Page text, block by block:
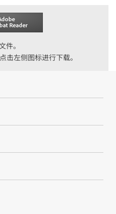
件。
左侧图标进行下载。